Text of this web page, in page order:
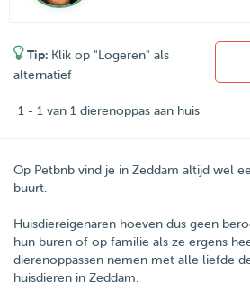
Tip: Klik op "Logeren" als
alternatief
1 - 1 van 1 dierenoppas aan huis
Op Petbnb vind je in Zeddam altijd wel
buurt.
Huisdiereigenaren hoeven dus geen
hun buren of op familie als ze ergens
dierenoppassen nemen met alle liefde
huisdieren in Zeddam.